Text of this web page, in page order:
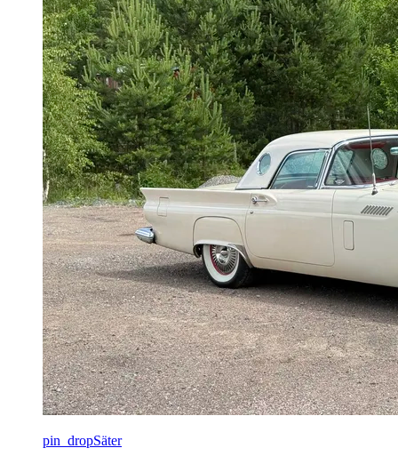
pin_dropSäter